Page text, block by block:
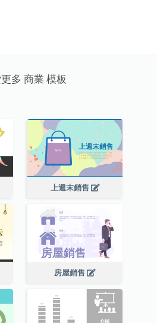
多 商業 模板
上週末銷售
房屋銷售